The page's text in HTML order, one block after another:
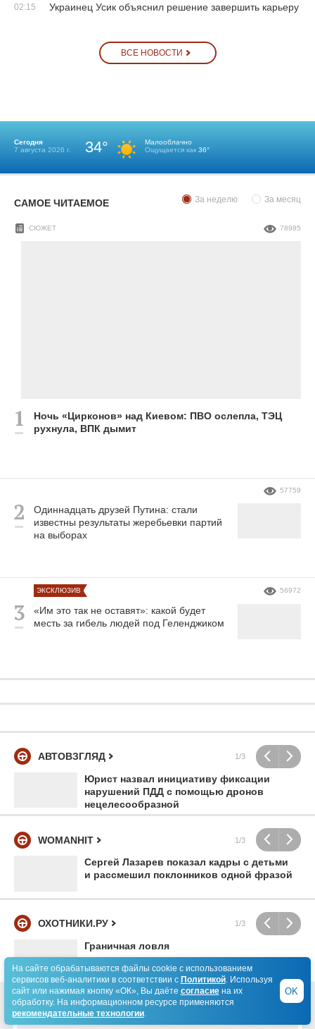
02:15 Украинец Усик объяснил решение завершить карьеру
ВСЕ НОВОСТИ
Сегодня
7 августа 2026 г.
34°
Малооблачно
Ощущается как 36°
САМОЕ ЧИТАЕМОЕ За неделю За месяц
Ночь «Цирконов» над Киевом: ПВО ослепла, ТЭЦ
рухнула, ВПК дымит
СЮЖЕТ 78985
Одиннадцать друзей Путина: стали
известны результаты жеребьевки партий
на выборах
57759
«Им это так не оставят»: какой будет
месть за гибель людей под Геленджиком
ЭКСКЛЮЗИВ 56972
АВТОВЗГЛЯД 1/3
Юрист назвал инициативу фиксации
нарушений ПДД с помощью дронов
нецелесообразной
WOMANHIT 1/3
Сергей Лазарев показал кадры с детьми
и рассмешил поклонников одной фразой
ОХОТНИКИ.РУ 1/3
Граничная ловля
На сайте обрабатываются файлы cookie с использованием
сервисов веб-аналитики в соответствии с Политикой. Используя
сайт или нажимая кнопку «ОК», Вы даёте согласиена их
обработку. На информационном ресурсе применяются
рекомендательные технологии.
OK